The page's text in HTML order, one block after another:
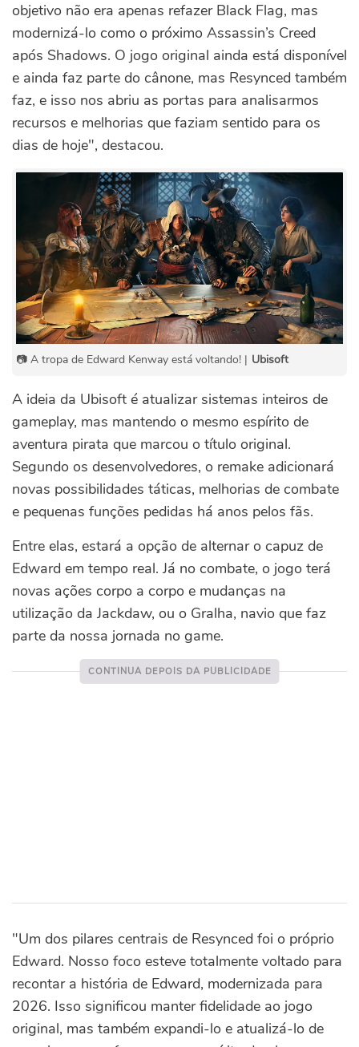
objetivo não era apenas refazer Black Flag, mas
modernizá-lo como o próximo Assassin’s Creed
após Shadows. O jogo original ainda está disponível
e ainda faz parte do cânone, mas Resynced também
faz, e isso nos abriu as portas para analisarmos
recursos e melhorias que faziam sentido para os
dias de hoje", destacou.
📷 A tropa de Edward Kenway está voltando! | Ubisoft
A ideia da Ubisoft é atualizar sistemas inteiros de
gameplay, mas mantendo o mesmo espírito de
aventura pirata que marcou o título original.
Segundo os desenvolvedores, o remake adicionará
novas possibilidades táticas, melhorias de combate
e pequenas funções pedidas há anos pelos fãs.
Entre elas, estará a opção de alternar o capuz de
Edward em tempo real. Já no combate, o jogo terá
novas ações corpo a corpo e mudanças na
utilização da Jackdaw, ou o Gralha, navio que faz
parte da nossa jornada no game.
"Um dos pilares centrais de Resynced foi o próprio
Edward. Nosso foco esteve totalmente voltado para
recontar a história de Edward, modernizada para
2026. Isso significou manter fidelidade ao jogo
original, mas também expandi-lo e atualizá-lo de